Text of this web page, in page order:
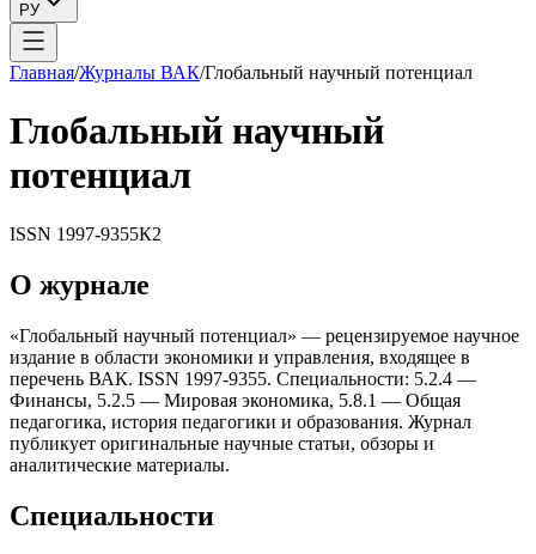
РУ
Главная/Журналы ВАК/Глобальный научный потенциал
Глобальный научный
потенциал
ISSN 1997-9355К2
О журнале
«Глобальный научный потенциал» — рецензируемое научное
издание в области экономики и управления, входящее в
перечень ВАК. ISSN 1997-9355. Специальности: 5.2.4 —
Финансы, 5.2.5 — Мировая экономика, 5.8.1 — Общая
педагогика, история педагогики и образования. Журнал
публикует оригинальные научные статьи, обзоры и
аналитические материалы.
Специальности